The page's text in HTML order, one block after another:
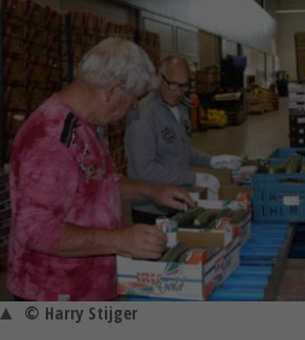
© Harry Stijger